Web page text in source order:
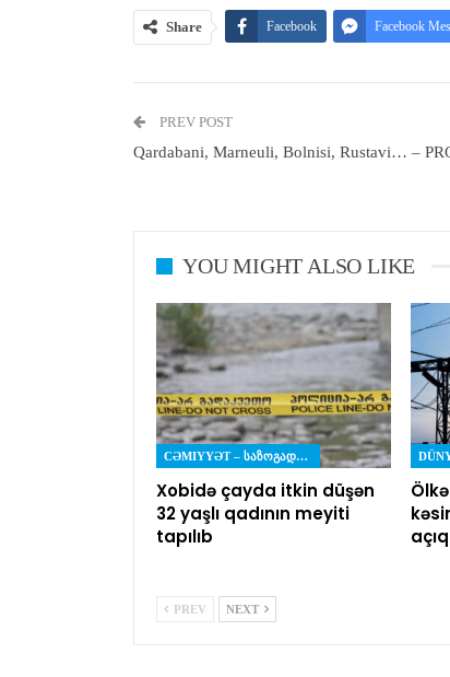
Share Facebook Facebook
PREV POST
Qardabani, Marneuli, Bolnisi, Rustavi… –
YOU MIGHT ALSO LIKE
CƏMIYYƏT – ᲡᲐᲖᲝᲒᲐᲓᲝᲔᲑᲐ
Xobidə çayda itkin düşən
32 yaşlı qadının meyiti
tapılıb
PREV NEXT